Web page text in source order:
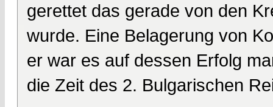
gerettet das gerade von den
wurde. Eine Belagerung von
er war es auf dessen Erfolg
die Zeit des 2. Bulgarischen